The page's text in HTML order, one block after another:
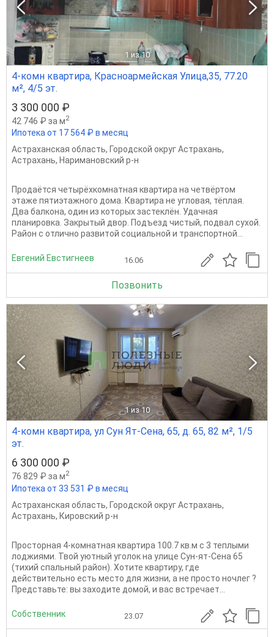
1 из 10
4-комн квартира, Красноармейская Улица,35, 77.20
м², 4/5 эт.
3 300 000 ₽
42 746 ₽ за м2
Ипотека от 17 564 ₽ в месяц
Астраханская область, Городской округ Астрахань,
Астрахань, Наримановский р-н
Продаётся четырёхкомнатная квартира на четвёртом
этаже пятиэтажного дома. Квартира не угловая, тёплая.
Два балкона, один из которых застеклён. Удачная
планировка. Закрытый двор. Подъезд чистый, подвал сухой.
Район с отлично развитой социальной и транспортной...
Евгений Евстигнеев 16.06
Позвонить
1 из 10
4-комн квартира, ул Сун Ят-Сена, 65, д. 65, 82 м², 1/5
эт.
6 300 000 ₽
76 829 ₽ за м2
Ипотека от 33 531 ₽ в месяц
Астраханская область, Городской округ Астрахань,
Астрахань, Кировский р-н
Просторная 4-комнатная квартира 100.7 кв.м с 3 теплыми
лоджиями. Твой уютный уголок на улице Сун-ят-Сена 65
(тихий спальный район). Хотите квартиру, где
действительно есть место для жизни, а не просто ночлег ?
Представьте: вы заходите домой, и вас встречает...
Собственник 23.07